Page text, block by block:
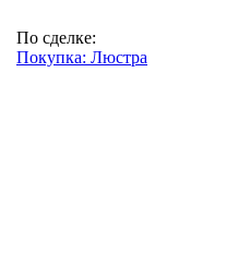
По сделке:
Покупка: Люстра